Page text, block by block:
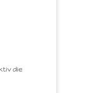
die